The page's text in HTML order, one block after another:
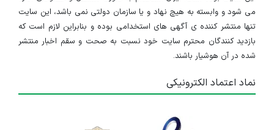
می شود و وابسته به هیچ نهاد و یا سازمان دولتی نمی باشد، این سایت
تنها منتشر کننده ی آگهی های استخدامی بوده و بنابراین لازم است که
بازدید کنندگان محترم سایت خود نسبت به صحت و سقم اخبار منتشر
شده در آن هوشیار باشند.
نماد اعتماد الکترونیکی